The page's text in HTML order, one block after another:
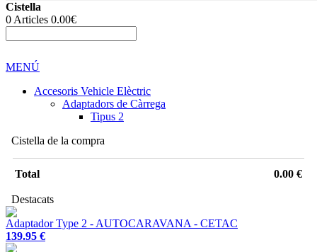
Cistella
0 Articles 0.00€
MENÚ
Accesoris Vehicle Elèctric
Adaptadors de Càrrega
Tipus 2
Cistella de la compra
Total 0.00 €
Destacats
Adaptador Type 2 - AUTOCARAVANA - CETAC
139.95 €